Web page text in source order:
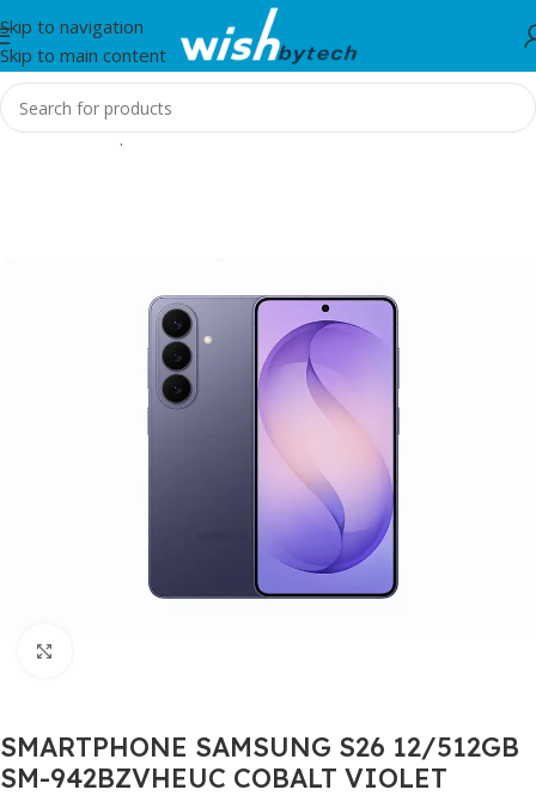
Skip to navigation
Skip to main content
Home/Smartphones
SMARTPHONE SAMSUNG S26 12/512GB
SM-942BZVHEUC COBALT VIOLET